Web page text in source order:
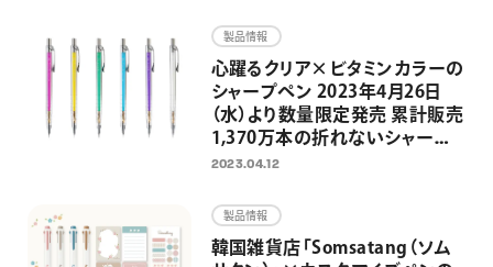
誕生
製品情報
心躍るクリア×ビタミンカラーの
シャープペン 2023年4月26日
（水）より数量限定発売 累計販売
1,370万本の折れないシャープ
ペン「オレンズ」発売10周年企画
2023.04.12
製品情報
韓国雑貨店「Somsatang（ソム